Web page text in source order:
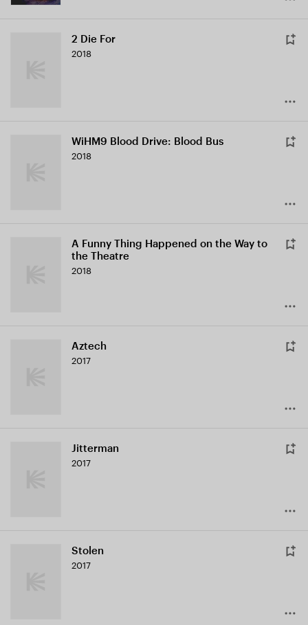
2 Die For
2018
WiHM9 Blood Drive: Blood Bus
2018
A Funny Thing Happened on the Way to
the Theatre
2018
Aztech
2017
Jitterman
2017
Stolen
2017